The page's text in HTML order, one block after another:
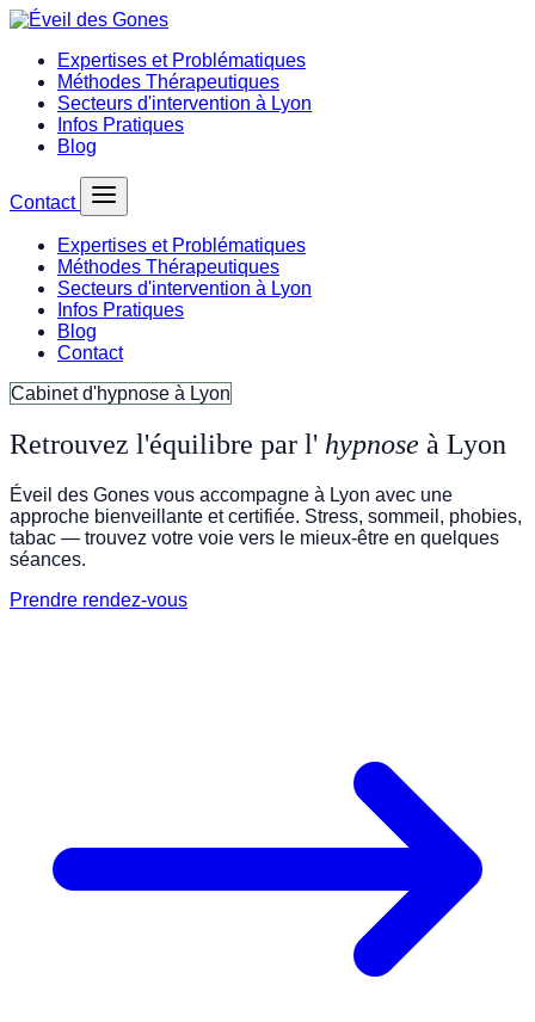
Expertises et Problématiques
Méthodes Thérapeutiques
Secteurs d'intervention à Lyon
Infos Pratiques
Blog
Contact
Expertises et Problématiques
Méthodes Thérapeutiques
Secteurs d'intervention à Lyon
Infos Pratiques
Blog
Contact
Cabinet d'hypnose à Lyon
Retrouvez l'équilibre par l' hypnose à Lyon
Éveil des Gones vous accompagne à Lyon avec une
approche bienveillante et certifiée. Stress, sommeil, phobies,
tabac — trouvez votre voie vers le mieux-être en quelques
séances.
Prendre rendez-vous